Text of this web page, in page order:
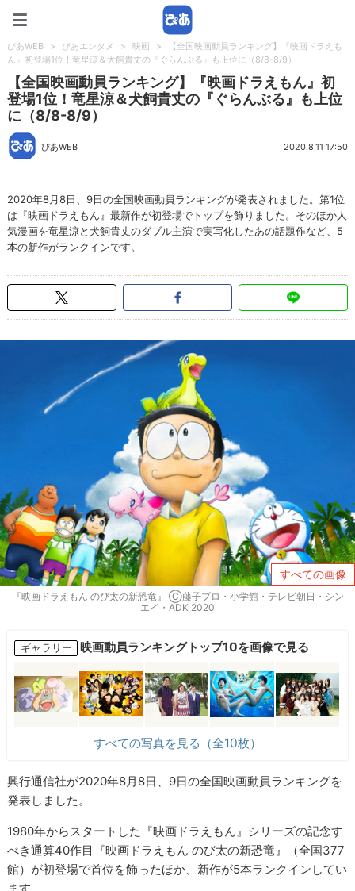
ぴあWEB > ぴあエンタメ > 映画 >
【全国映画動員ランキング】『映画ドラえも
ん』初登場1位！竜星涼＆犬飼貴丈の『ぐらんぶる』も上位に（8/8-8/9）
【全国映画動員ランキング】『映画ドラえもん』初
登場1位！竜星涼＆犬飼貴丈の『ぐらんぶる』も上位
に（8/8-8/9）
ぴあWEB 2020.8.11 17:50
2020年8月8日、9日の全国映画動員ランキングが発表されました。第1位
は『映画ドラえもん』最新作が初登場でトップを飾りました。そのほか人
気漫画を竜星涼と犬飼貴丈のダブル主演で実写化したあの話題作など、5
本の新作がランクインです。
すべての画像
『映画ドラえもん のび太の新恐竜』 Ⓒ藤子プロ・小学館・テレビ朝日・シン
エイ・ADK 2020
ギャラリー 映画動員ランキングトップ10を画像で見る
すべての写真を見る（全10枚）
興行通信社が2020年8月8日、9日の全国映画動員ランキングを
発表しました。
1980年からスタートした『映画ドラえもん』シリーズの記念す
べき通算40作目『映画ドラえもん のび太の新恐竜』（全国377
館）が初登場で首位を飾ったほか、新作が5本ランクインしてい